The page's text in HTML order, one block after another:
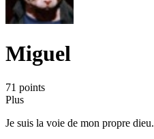
Miguel
71 points
Plus
Je suis la voie de mon propre dieu.